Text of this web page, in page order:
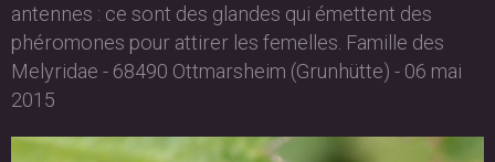
antennes : ce sont des glandes qui émettent des
phéromones pour attirer les femelles. Famille des
Melyridae - 68490 Ottmarsheim (Grunhütte) - 06 mai
2015